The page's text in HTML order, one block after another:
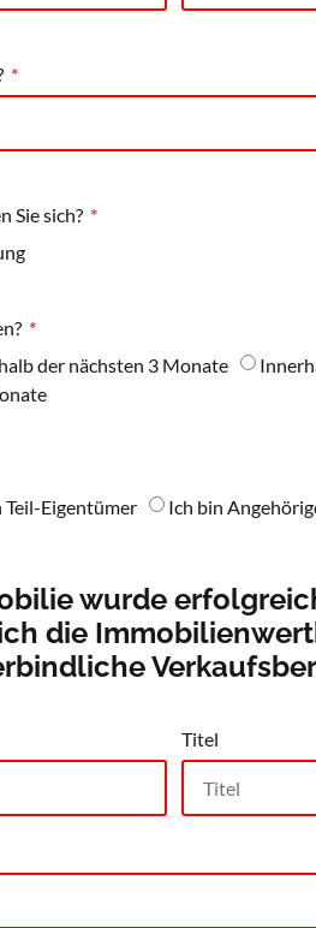
Sie sich?
der nächsten 3 Monate
Teil-Eigentümer Ich bin
wurde
die
Titel